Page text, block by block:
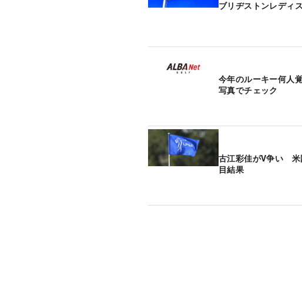
ブリヂストンレディ
今年のルーキー何人
写真でチェック
古江彩佳がV争い 米
目結果